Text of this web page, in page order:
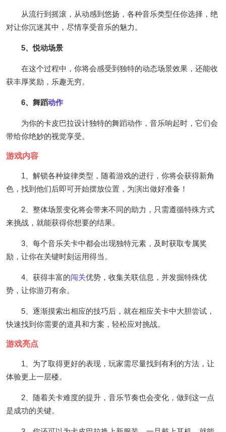
从流行到摇滚，从动感到悠扬，各种音乐类型任你选择，绝
对让你沉迷其中，尽情享受音乐的魅力。
5、悦动场景
在这个过程中，你将会感受到独特的动态场景效果，还能收
获丰厚奖励，乐趣无穷。
6、舞蹈动作
为你的卡皮巴拉设计独特的舞蹈动作，音乐响起时，它们会
带给你绝妙的视觉享受。
游戏内容
1、解锁各种旋律类型，随着游戏的进行，你将会获得新角
色，找到他们后即可开始摆放位置，为演出做好准备！
2、整体场景变化将会带来不同的助力，只需遵循特殊方式
来挑战，就能获得你想要的结果。
3、每个音乐关卡中都会出现独特元素，及时获取专属奖
励，让你在关键时刻运用得当。
4、获得丰富的闯关优势，收集关联信息，并发掘特殊优
势，让你游刃有余。
5、逐渐摸索出相应的技巧后，就在相应关卡中大胆尝试，
快速找到你需要的道具和方案，轻松应对挑战。
游戏亮点
1、为了取得更好的表现，玩家需尽量找到有利的方法，让
体验更上一层楼。
2、随着关卡难度的提升，音乐节奏也会变化，做到这一点
是成功的关键。